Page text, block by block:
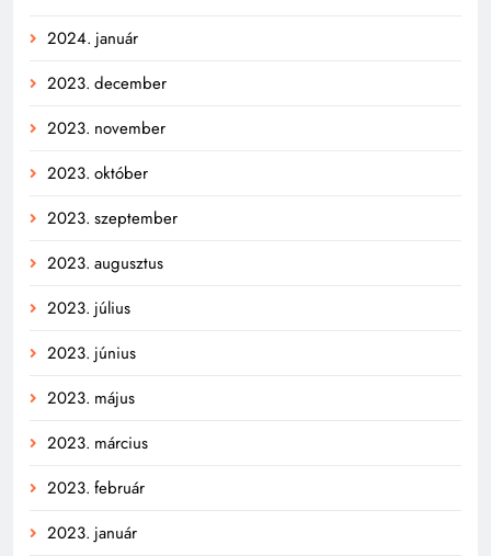
2024. január
2023. december
2023. november
2023. október
2023. szeptember
2023. augusztus
2023. július
2023. június
2023. május
2023. március
2023. február
2023. január